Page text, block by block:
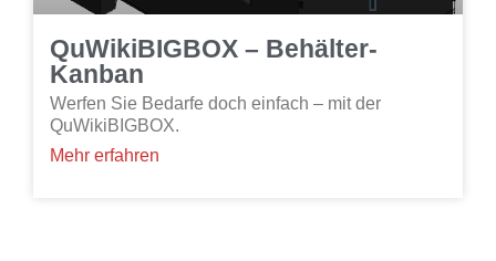
QuWikiBIGBOX – Behälter-
Kanban
Werfen Sie Bedarfe doch einfach – mit der
QuWikiBIGBOX.
Mehr erfahren